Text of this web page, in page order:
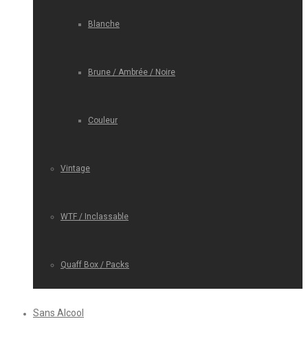
Blanche
Brune / Ambrée / Noire
Couleur
Vintage
WTF / Inclassable
Quaff Box / Packs
Sans Alcool